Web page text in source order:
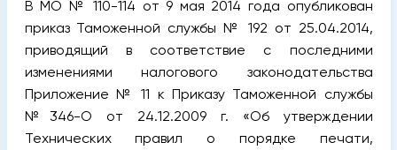
В МО № 110-114 от 9 мая 2014 года опубликован
приказ Таможенной службы № 192 от 25.04.2014,
приводящий в соответствие с последними
изменениями налогового законодательства
Приложение № 11 к Приказу Таможенной службы
№346-O от 24.12.2009 г. «Об утверждении
Технических правил о порядке печати,